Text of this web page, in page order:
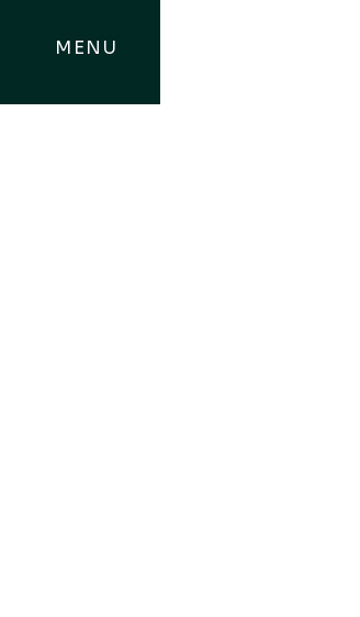
MENU